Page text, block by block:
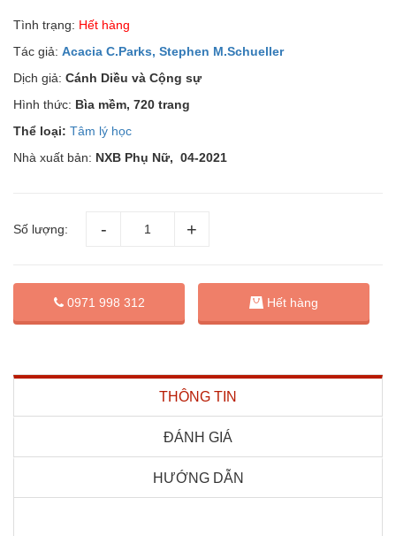
Tình trạng: Hết hàng
Tác giả: Acacia C.Parks, Stephen M.Schueller
Dịch giả: Cánh Diều và Cộng sự
Hình thức: Bìa mềm, 720 trang
Thể loại: Tâm lý học
Nhà xuất bản: NXB Phụ Nữ, 04-2021
Số lượng:
0971 998 312 Hết hàng
THÔNG TIN
ĐÁNH GIÁ
HƯỚNG DẪN